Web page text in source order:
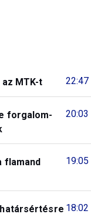
22:47
MTK-t
20:03
forgalom-
19:05
flamand
18:02